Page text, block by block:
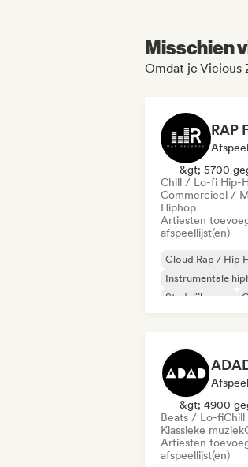
Misschien
Omdat je Vicious
&gt; 5700
Chill / Lo-fi Hip-
Commercieel /
Hiphop
Artiesten
afspeellijst(en)
Cloud Rap / Hip
Instrumentale
Stedelijke pop
&gt; 4900
Beats / Lo-fi
Klassieke muziek
Artiesten
afspeellijst(en)